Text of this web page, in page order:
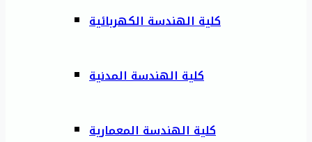
كلية الهندسة الكهربائية
كلية الهندسة المدنية
كلية الهندسة المعمارية